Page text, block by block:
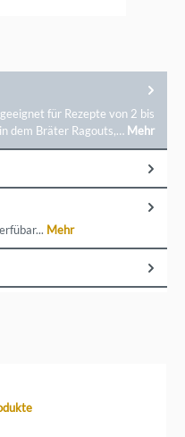
für Rezepte von 2 bis
dem Bräter Ragouts,… Mehr
Mehr